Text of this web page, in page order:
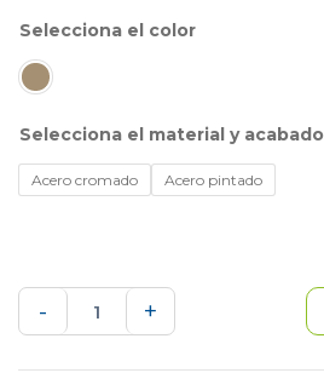
color
material y acabado
Acero cromado Acero pintado
-
Canasta
+